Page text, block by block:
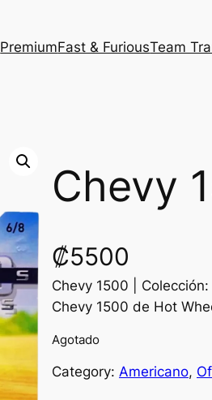
PremiumFast & FuriousTeam
Chevy
₡5500
Chevy 1500 |
Chevy 1500 de Hot
Agotado
Category: Americano,